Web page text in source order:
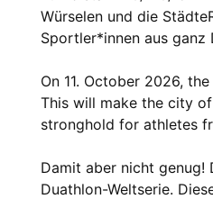
Würselen und die
Sportler*innen aus ganz
On 11. October 2026,
This will make the city
stronghold for athletes
Damit aber nicht genug!
Duathlon-Weltserie.